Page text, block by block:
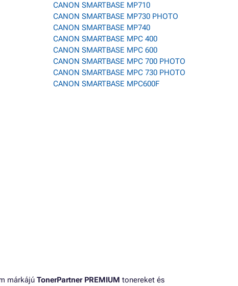
CANON SMARTBASE MP710
CANON SMARTBASE MP730 PHOTO
CANON SMARTBASE MP740
CANON SMARTBASE MPC 400
CANON SMARTBASE MPC 600
CANON SMARTBASE MPC 700 PHOTO
CANON SMARTBASE MPC 730 PHOTO
CANON SMARTBASE MPC600F
márkájú TonerPartner PREMIUM tonereket és